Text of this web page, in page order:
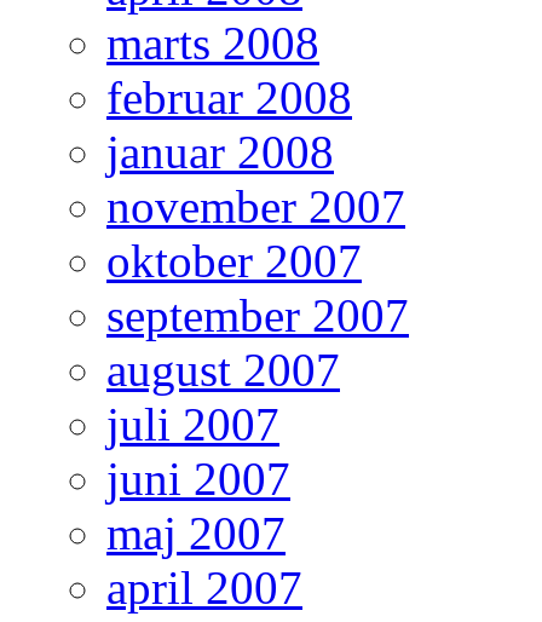
marts 2008
februar 2008
januar 2008
november 2007
oktober 2007
september 2007
august 2007
juli 2007
juni 2007
maj 2007
april 2007